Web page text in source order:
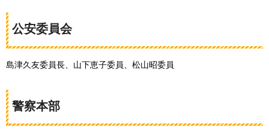
公安委員会
島津久友委員長、山下恵子委員、松山昭委員
警察本部